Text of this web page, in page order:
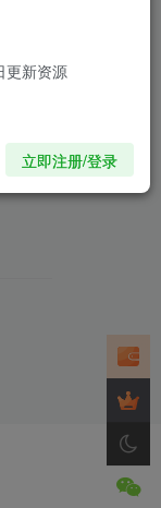
更新资源
立即注册/登录